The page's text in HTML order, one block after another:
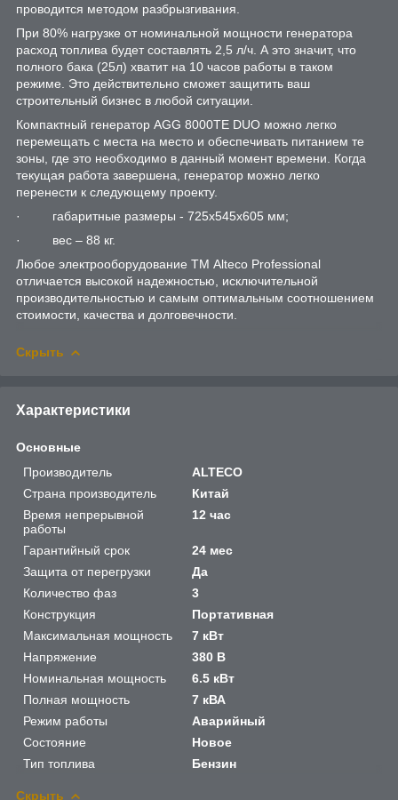
проводится методом разбрызгивания.
При 80% нагрузке от номинальной мощности генератора
расход топлива будет составлять 2,5 л/ч. А это значит, что
полного бака (25л) хватит на 10 часов работы в таком
режиме. Это действительно сможет защитить ваш
строительный бизнес в любой ситуации.
Компактный генератор AGG 8000TE DUO можно легко
перемещать с места на место и обеспечивать питанием те
зоны, где это необходимо в данный момент времени. Когда
текущая работа завершена, генератор можно легко
перенести к следующему проекту.
· габаритные размеры - 725x545x605 мм;
· вес – 88 кг.
Любое электрооборудование ТМ Alteco Professional
отличается высокой надежностью, исключительной
производительностью и самым оптимальным соотношением
стоимости, качества и долговечности.
Скрыть
Характеристики
Основные
Производитель
ALTECO
Страна производитель
Китай
Время непрерывной
работы
12 час
Гарантийный срок
24 мес
Защита от перегрузки
Да
Количество фаз
3
Конструкция
Портативная
Максимальная мощность
7 кВт
Напряжение
380 В
Номинальная мощность
6.5 кВт
Полная мощность
7 кВА
Режим работы
Аварийный
Состояние
Новое
Тип топлива
Бензин
Скрыть